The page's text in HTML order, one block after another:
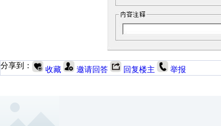
分享到： 收藏 邀请回答 回复楼主 举报